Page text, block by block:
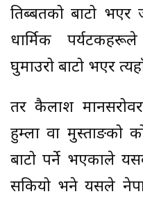
तिब्बतको बाटो
धार्मिक
घुमाउरो बाटो भएर
तर कैलाश
हुम्ला वा मुस्ताङको
बाटो पर्ने भएकाले
सकियो भने यसले